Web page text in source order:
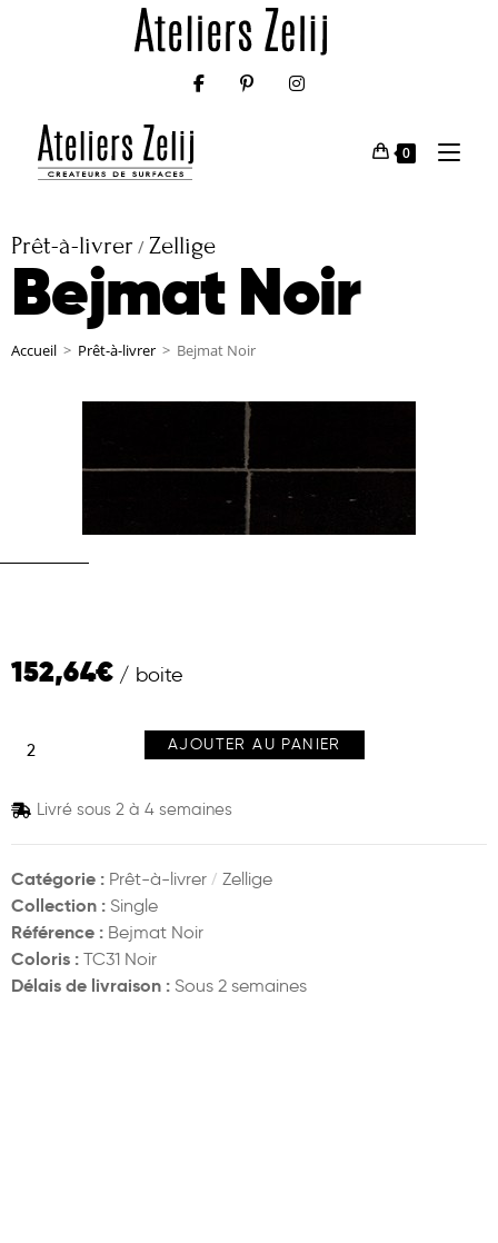
0
Prêt-à-livrer / Zellige
Bejmat Noir
Accueil > Prêt-à-livrer > Bejmat Noir
152,64€
AJOUTER AU PANIER
Livré sous 2 à 4 semaines
Catégorie : Prêt-à-livrer / Zellige
Collection : Single
Référence : Bejmat Noir
Coloris : TC31 Noir
Délais de livraison : Sous 2 semaines